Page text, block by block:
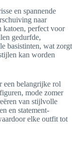
en spannende
naar
katoen, perfect voor
gedurfde,
basistinten, wat zorgt
kan worden
een belangrijke rol
mode zomer
van stijlvolle
en statement-
elke outfit tot